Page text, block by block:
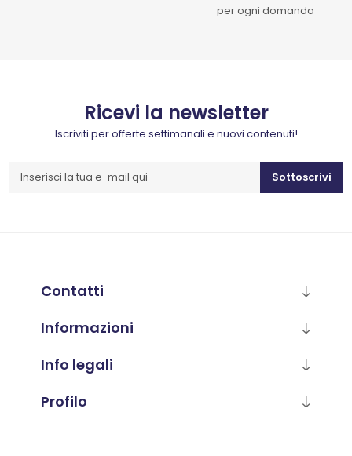
per ogni domanda
Ricevi la newsletter
Iscriviti per offerte settimanali e nuovi contenuti!
Sottoscrivi
Contatti
Informazioni
Info legali
Profilo